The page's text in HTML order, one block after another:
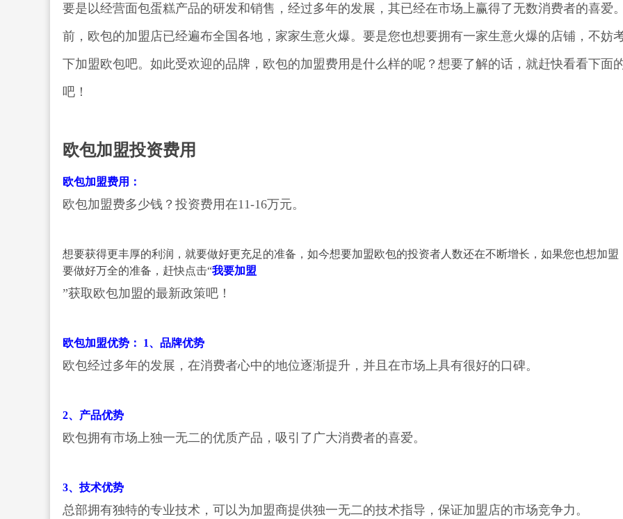
要是以经营面包蛋糕产品的研发和销售，经过多年的发展，其已经在市场上赢得了无数消费者的喜爱
前，欧包的加盟店已经遍布全国各地，家家生意火爆。要是您也想要拥有一家生意火爆的店铺，不妨
下加盟欧包吧。如此受欢迎的品牌，欧包的加盟费用是什么样的呢？想要了解的话，就赶快看看下面
吧！
欧包加盟投资费用
欧包加盟费用：
欧包加盟费多少钱？投资费用在11-16万元。
想要获得更丰厚的利润，就要做好更充足的准备，如今想要加盟欧包的投资者人数还在不断增长，如果您也想加盟
要做好万全的准备，赶快点击“我要加盟
”获取欧包加盟的最新政策吧！
欧包加盟优势： 1、品牌优势
欧包经过多年的发展，在消费者心中的地位逐渐提升，并且在市场上具有很好的口碑。
2、产品优势
欧包拥有市场上独一无二的优质产品，吸引了广大消费者的喜爱。
3、技术优势
总部拥有独特的专业技术，可以为加盟商提供独一无二的技术指导，保证加盟店的市场竞争力。